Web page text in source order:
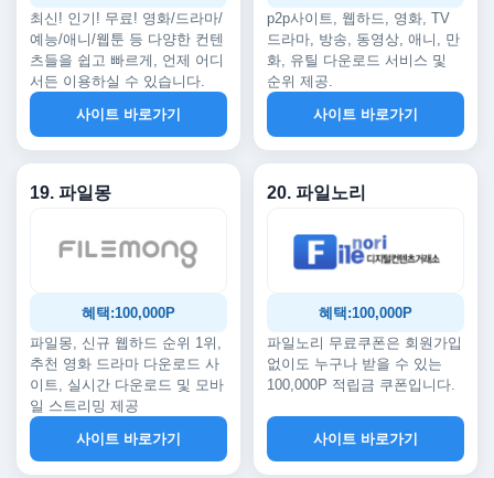
최신! 인기! 무료! 영화/드라마/
예능/애니/웹툰 등 다양한 컨텐
츠들을 쉽고 빠르게, 언제 어디
서든 이용하실 수 있습니다.
사이트 바로가기
p2p사이트, 웹하드, 영화, TV
드라마, 방송, 동영상, 애니, 만
화, 유틸 다운로드 서비스 및
순위 제공.
사이트 바로가기
19. 파일몽
혜택:100,000P
파일몽, 신규 웹하드 순위 1위,
추천 영화 드라마 다운로드 사
이트, 실시간 다운로드 및 모바
일 스트리밍 제공
사이트 바로가기
20. 파일노리
혜택:100,000P
파일노리 무료쿠폰은 회원가입
없이도 누구나 받을 수 있는
100,000P 적립금 쿠폰입니다.
사이트 바로가기